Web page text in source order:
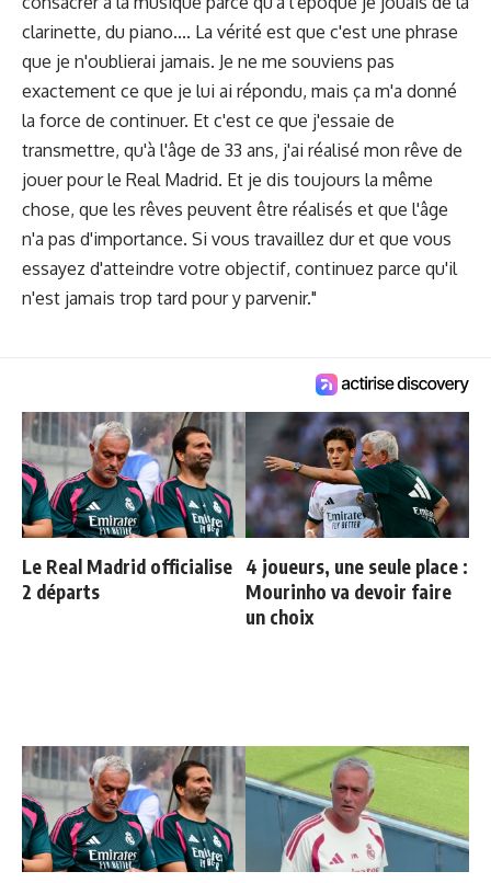
clarinette, du piano.... La vérité est que c'est une phrase
que je n'oublierai jamais. Je ne me souviens pas
exactement ce que je lui ai répondu, mais ça m'a donné
la force de continuer. Et c'est ce que j'essaie de
transmettre, qu'à l'âge de 33 ans, j'ai réalisé mon rêve de
jouer pour le Real Madrid. Et je dis toujours la même
chose, que les rêves peuvent être réalisés et que l'âge
n'a pas d'importance. Si vous travaillez dur et que vous
essayez d'atteindre votre objectif, continuez parce qu'il
n'est jamais trop tard pour y parvenir."
Le Real Madrid officialise
2 départs
4 joueurs, une seule place :
Mourinho va devoir faire
un choix